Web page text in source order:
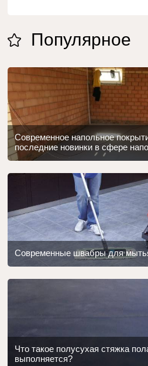
Популярное
Современное напольное
последние новинки в сфере
Современные швабры для
Что такое полусухая стяжка
выполняется?